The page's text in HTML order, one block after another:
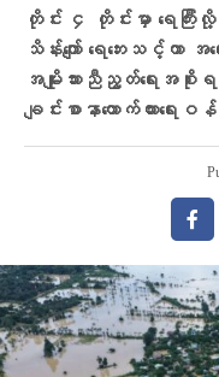
တိုင်း ၄ တိုင်းမှာ ရေကြီး
သိန်းကျော် ရေဘေးသင့်ကာ
အမျိုးသားညီညွတ်ရေးအ
ချင်းစာနာထောက်ထား